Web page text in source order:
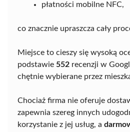
płatności mobilne NFC,
co znacznie upraszcza cały
Miejsce to cieszy się wysoką
podstawie 552 recenzji w
chętnie wybierane przez
Chociaż firma nie oferuje
zapewnia szereg innych
korzystanie z jej usług, a